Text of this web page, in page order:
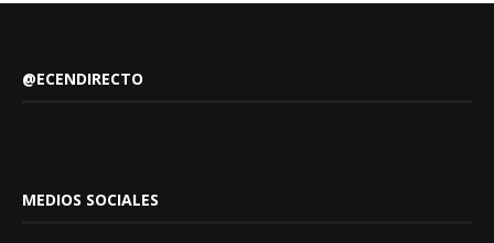
@ECENDIRECTO
MEDIOS SOCIALES